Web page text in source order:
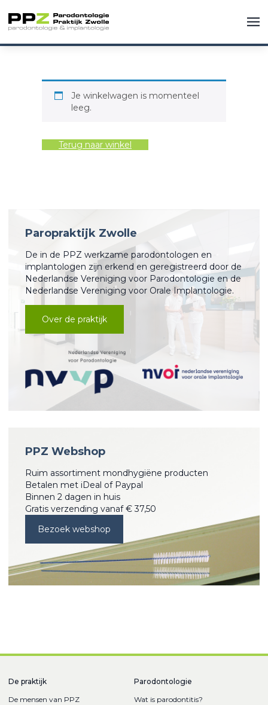
Je winkelwagen is momenteel
leeg.
Terug naar winkel
Paropraktijk Zwolle
De in de PPZ werkzame parodontologen en
implantologen zijn erkend en geregistreerd door de
Nederlandse Vereniging voor Parodontologie en de
Nederlandse Vereniging voor Orale Implantologie.
Over de praktijk
PPZ Webshop
Ruim assortiment mondhygiëne producten
Betalen met iDeal of Paypal
Binnen 2 dagen in huis
Gratis verzending vanaf € 37,50
Bezoek webshop
De praktijk
De mensen van PPZ
Parodontologie
Wat is parodontitis?